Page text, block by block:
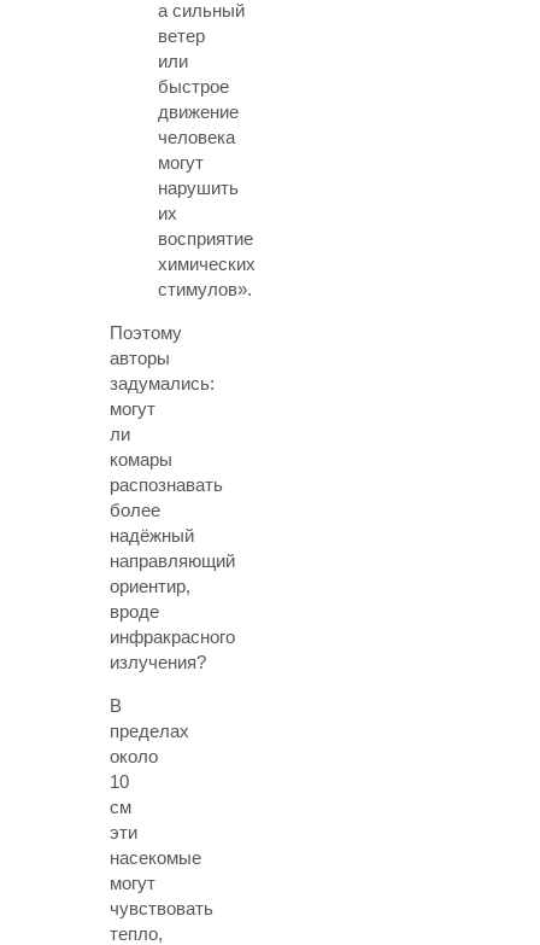
а сильный
ветер
или
быстрое
движение
человека
могут
нарушить
их
восприятие
химических
стимулов».
Поэтому
авторы
задумались:
могут
ли
комары
распознавать
более
надёжный
направляющий
ориентир,
вроде
инфракрасного
излучения?
В
пределах
около
10
см
эти
насекомые
могут
чувствовать
тепло,